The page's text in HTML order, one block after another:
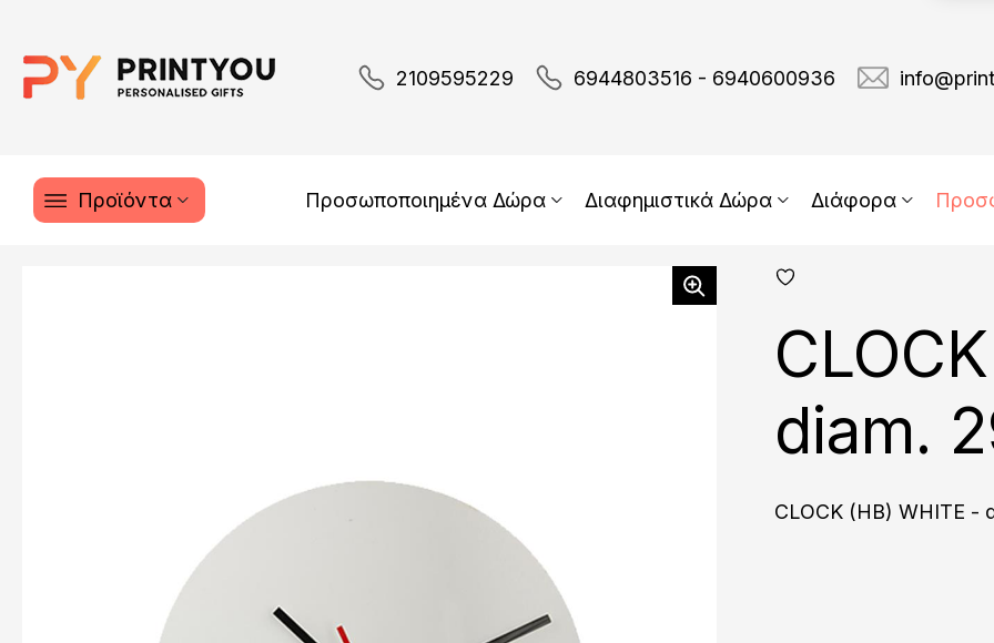
2109595229 6944803516 - 6940600936
Προϊόντα Προσωποποιημένα Δώρα Διαφημιστικά Δώρα Διάφορα
diam.
CLOCK (HB) WHITE -